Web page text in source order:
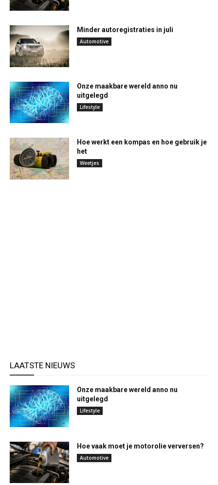
Minder autoregistraties in juli
Automotive
Onze maakbare wereld anno nu
uitgelegd
Lifestyle
Hoe werkt een kompas en hoe gebruik je
het
Weetjes
LAATSTE NIEUWS
Onze maakbare wereld anno nu
uitgelegd
Lifestyle
Hoe vaak moet je motorolie verversen?
Automotive